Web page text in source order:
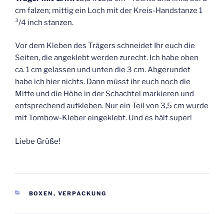
cm falzen; mittig ein Loch mit der Kreis-Handstanze 1
³/4 inch stanzen.
Vor dem Kleben des Trägers schneidet Ihr euch die
Seiten, die angeklebt werden zurecht. Ich habe oben
ca. 1 cm gelassen und unten die 3 cm. Abgerundet
habe ich hier nichts. Dann müsst ihr euch noch die
Mitte und die Höhe in der Schachtel markieren und
entsprechend aufkleben. Nur ein Teil von 3,5 cm wurde
mit Tombow-Kleber eingeklebt. Und es hält super!
Liebe Grüße!
KATEGORIEN
BOXEN , VERPACKUNG